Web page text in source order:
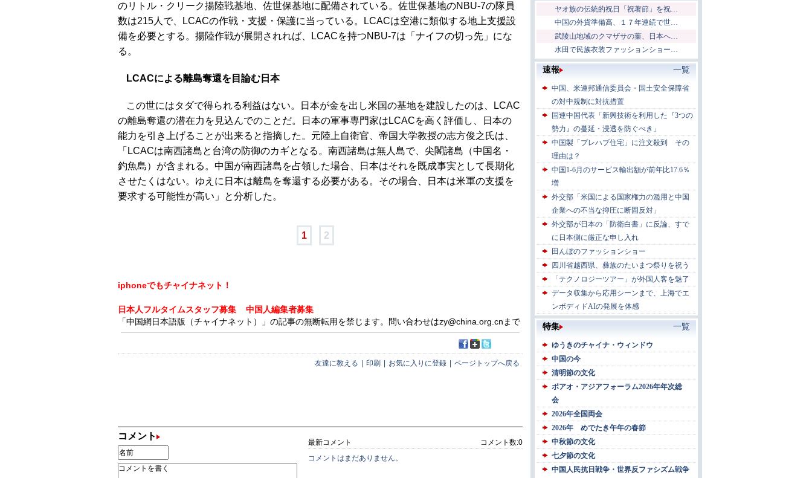
のリトル・クリーク揚陸戦基地、佐世保基地に配備されている。佐世保基地のNBU-7の隊員
数は215人で、LCACの作戦・支援・保護に当っている。LCACは空港に類似する地上支援設
備を必要とする。揚陸作戦が展開されれば、LCACを持つNBU-7は「ナイフの切っ先」にな
る。
LCACによる離島奪還を目論む日本
この世にはタダで得られる利益はない。日本が金を出し米国の基地を建設したのは、LCAC
の離島奪還の潜在力を見込んでのことだ。日本の軍事専門家はLCACを高く評価し、日本の
能力を引き上げることが出来ると指摘した。元陸上自衛官、帝国大学教授の志方俊之氏は、
「LCACは南西諸島と台湾の防御のカギとなる。南西諸島は無人島で、尖閣諸島（中国名・
釣魚島）が含まれる。中国が南西諸島を占領した場合、日本はそれを既成事実として長期化
させたくはない。ゆえに日本は離島を奪還する必要がある。その場合、日本は米軍の支援を
要求する可能性が高い」と分析した。
1 2
iphoneでもチャイナネット！
日本人フルタイムスタッフ募集
中国人編集者募集
「中国網日本語版（チャイナネット）」の記事の無断転用を禁じます。問い合わせはzy@china.org.cnまで
友達に教える 印刷 お気に入りに登録 ページトップへ戻る
コメント
コメント数:0
最新コメント
コメントはまだありません。